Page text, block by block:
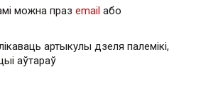
можна праз email або
артыкулы дзеля палемікі,
аўтараў